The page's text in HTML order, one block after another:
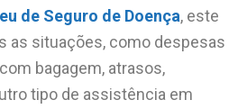
de Seguro de Doença, este
as situações, como despesas
bagagem, atrasos,
tipo de assistência em